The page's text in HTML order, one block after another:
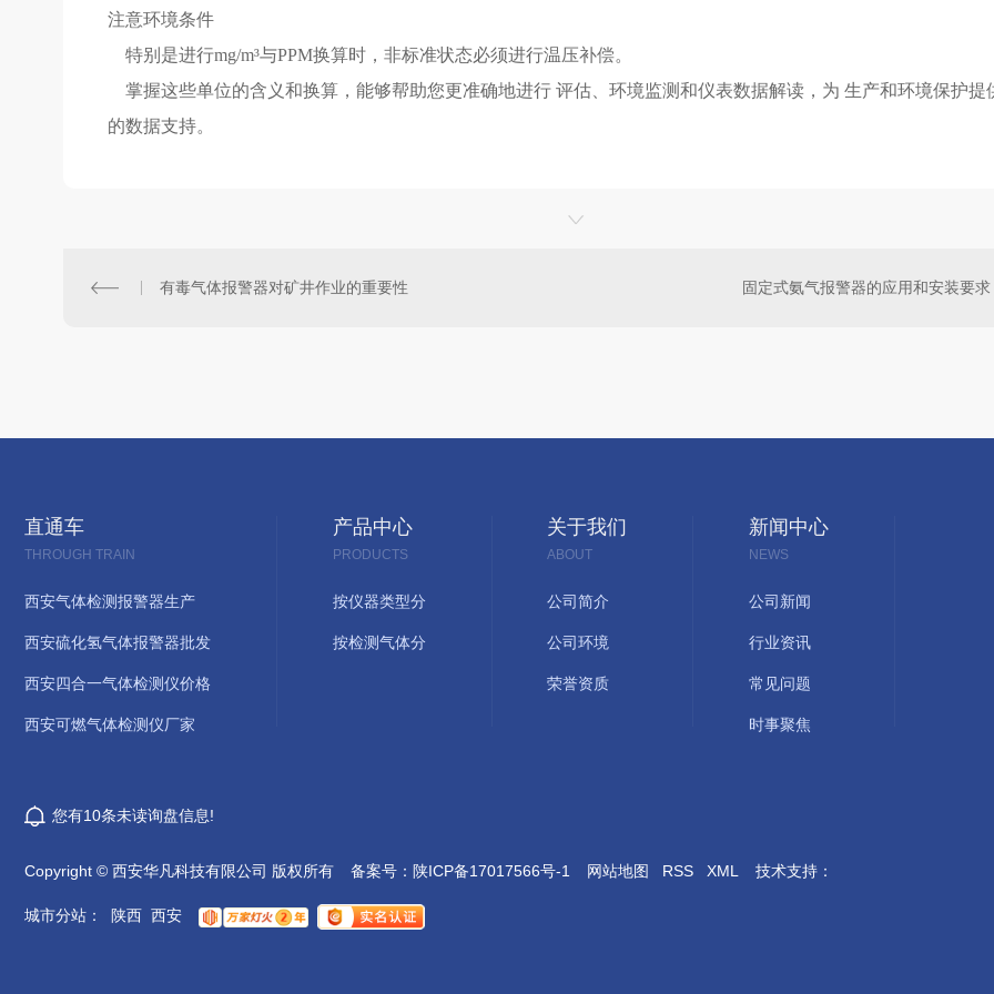
注意环境条件
特别是进行mg/m³与PPM换算时，非标准状态必须进行温压补偿。
掌握这些单位的含义和换算，能够帮助您更准确地进行 评估、环境监测和仪表数据解读，为 生产和环境保护提
的数据支持。
有毒气体报警器对矿井作业的重要性 固定式氨气报警器的应用和安装要求
直通车
THROUGH TRAIN
西安气体检测报警器生产
西安硫化氢气体报警器批发
西安四合一气体检测仪价格
西安可燃气体检测仪厂家
产品中心
PRODUCTS
按仪器类型分
按检测气体分
关于我们
ABOUT
公司简介
公司环境
荣誉资质
新闻中心
NEWS
公司新闻
行业资讯
常见问题
时事聚焦
您有10条未读询盘信息!
Copyright © 西安华凡科技有限公司 版权所有 备案号： 陕ICP备17017566号-1 网站地图 RSS XML 技术支持：
城市分站 ： 陕西 西安